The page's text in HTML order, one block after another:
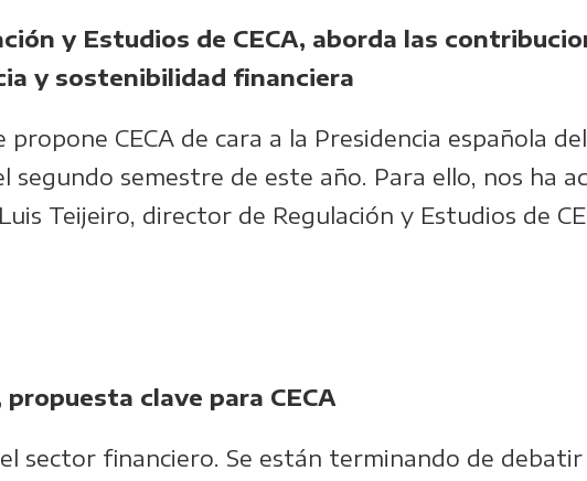
y Estudios de CECA, aborda las
y sostenibilidad financiera
CECA de cara a la Presidencia española
segundo semestre de este año. Para ello, nos ha
Teijeiro, director de Regulación y Estudios de
clave para CECA
sector financiero. Se están terminando de